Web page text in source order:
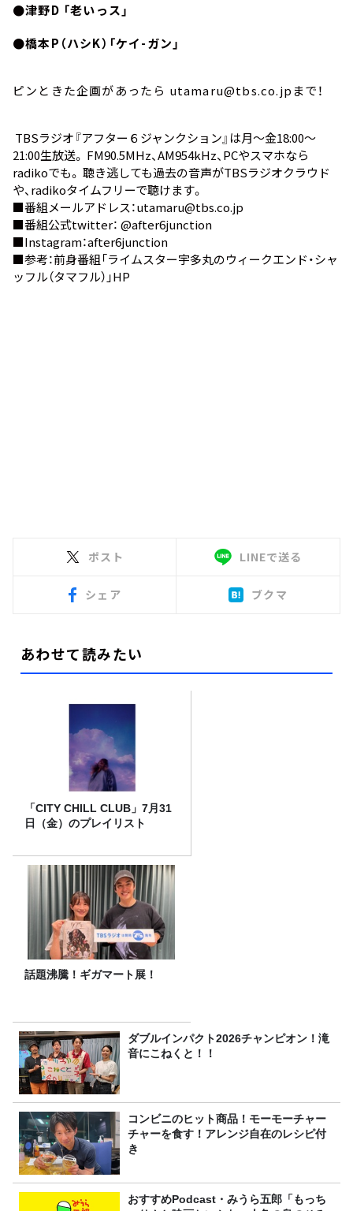
●津野D 「老いっス」
●橋本P（ハシK）「ケイ-ガン」
ピンときた企画があったら utamaru@tbs.co.jpまで！
TBSラジオ『アフター６ジャンクション』は月～金18:00～
21:00生放送。 FM90.5MHz、AM954kHz、PCやスマホなら
radikoでも。 聴き逃しても過去の音声がTBSラジオクラウド
や、radikoタイムフリーで聴けます。
■番組メールアドレス：utamaru@tbs.co.jp
■番組公式twitter： @after6junction
■Instagram：after6junction
■参考：前身番組「ライムスター宇多丸のウィークエンド・シャ
ッフル（タマフル）」HP
ポスト LINEで送る
シェア ブクマ
あわせて読みたい
「CITY CHILL CLUB」7月31
日（金）のプレイリスト
話題沸騰！ギガマート展！
ダブルインパクト2026チャンピオン！滝
音にこねくと！！
コンビニのヒット商品！モーモーチャー
チャーを食す！アレンジ自在のレシピ付
き
おすすめPodcast・みうら五郎「もっち